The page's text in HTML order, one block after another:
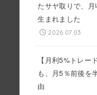
たサヤ取りで、
生まれました
2026.07.03
【月利5%トレ
も、月5％前後を
由